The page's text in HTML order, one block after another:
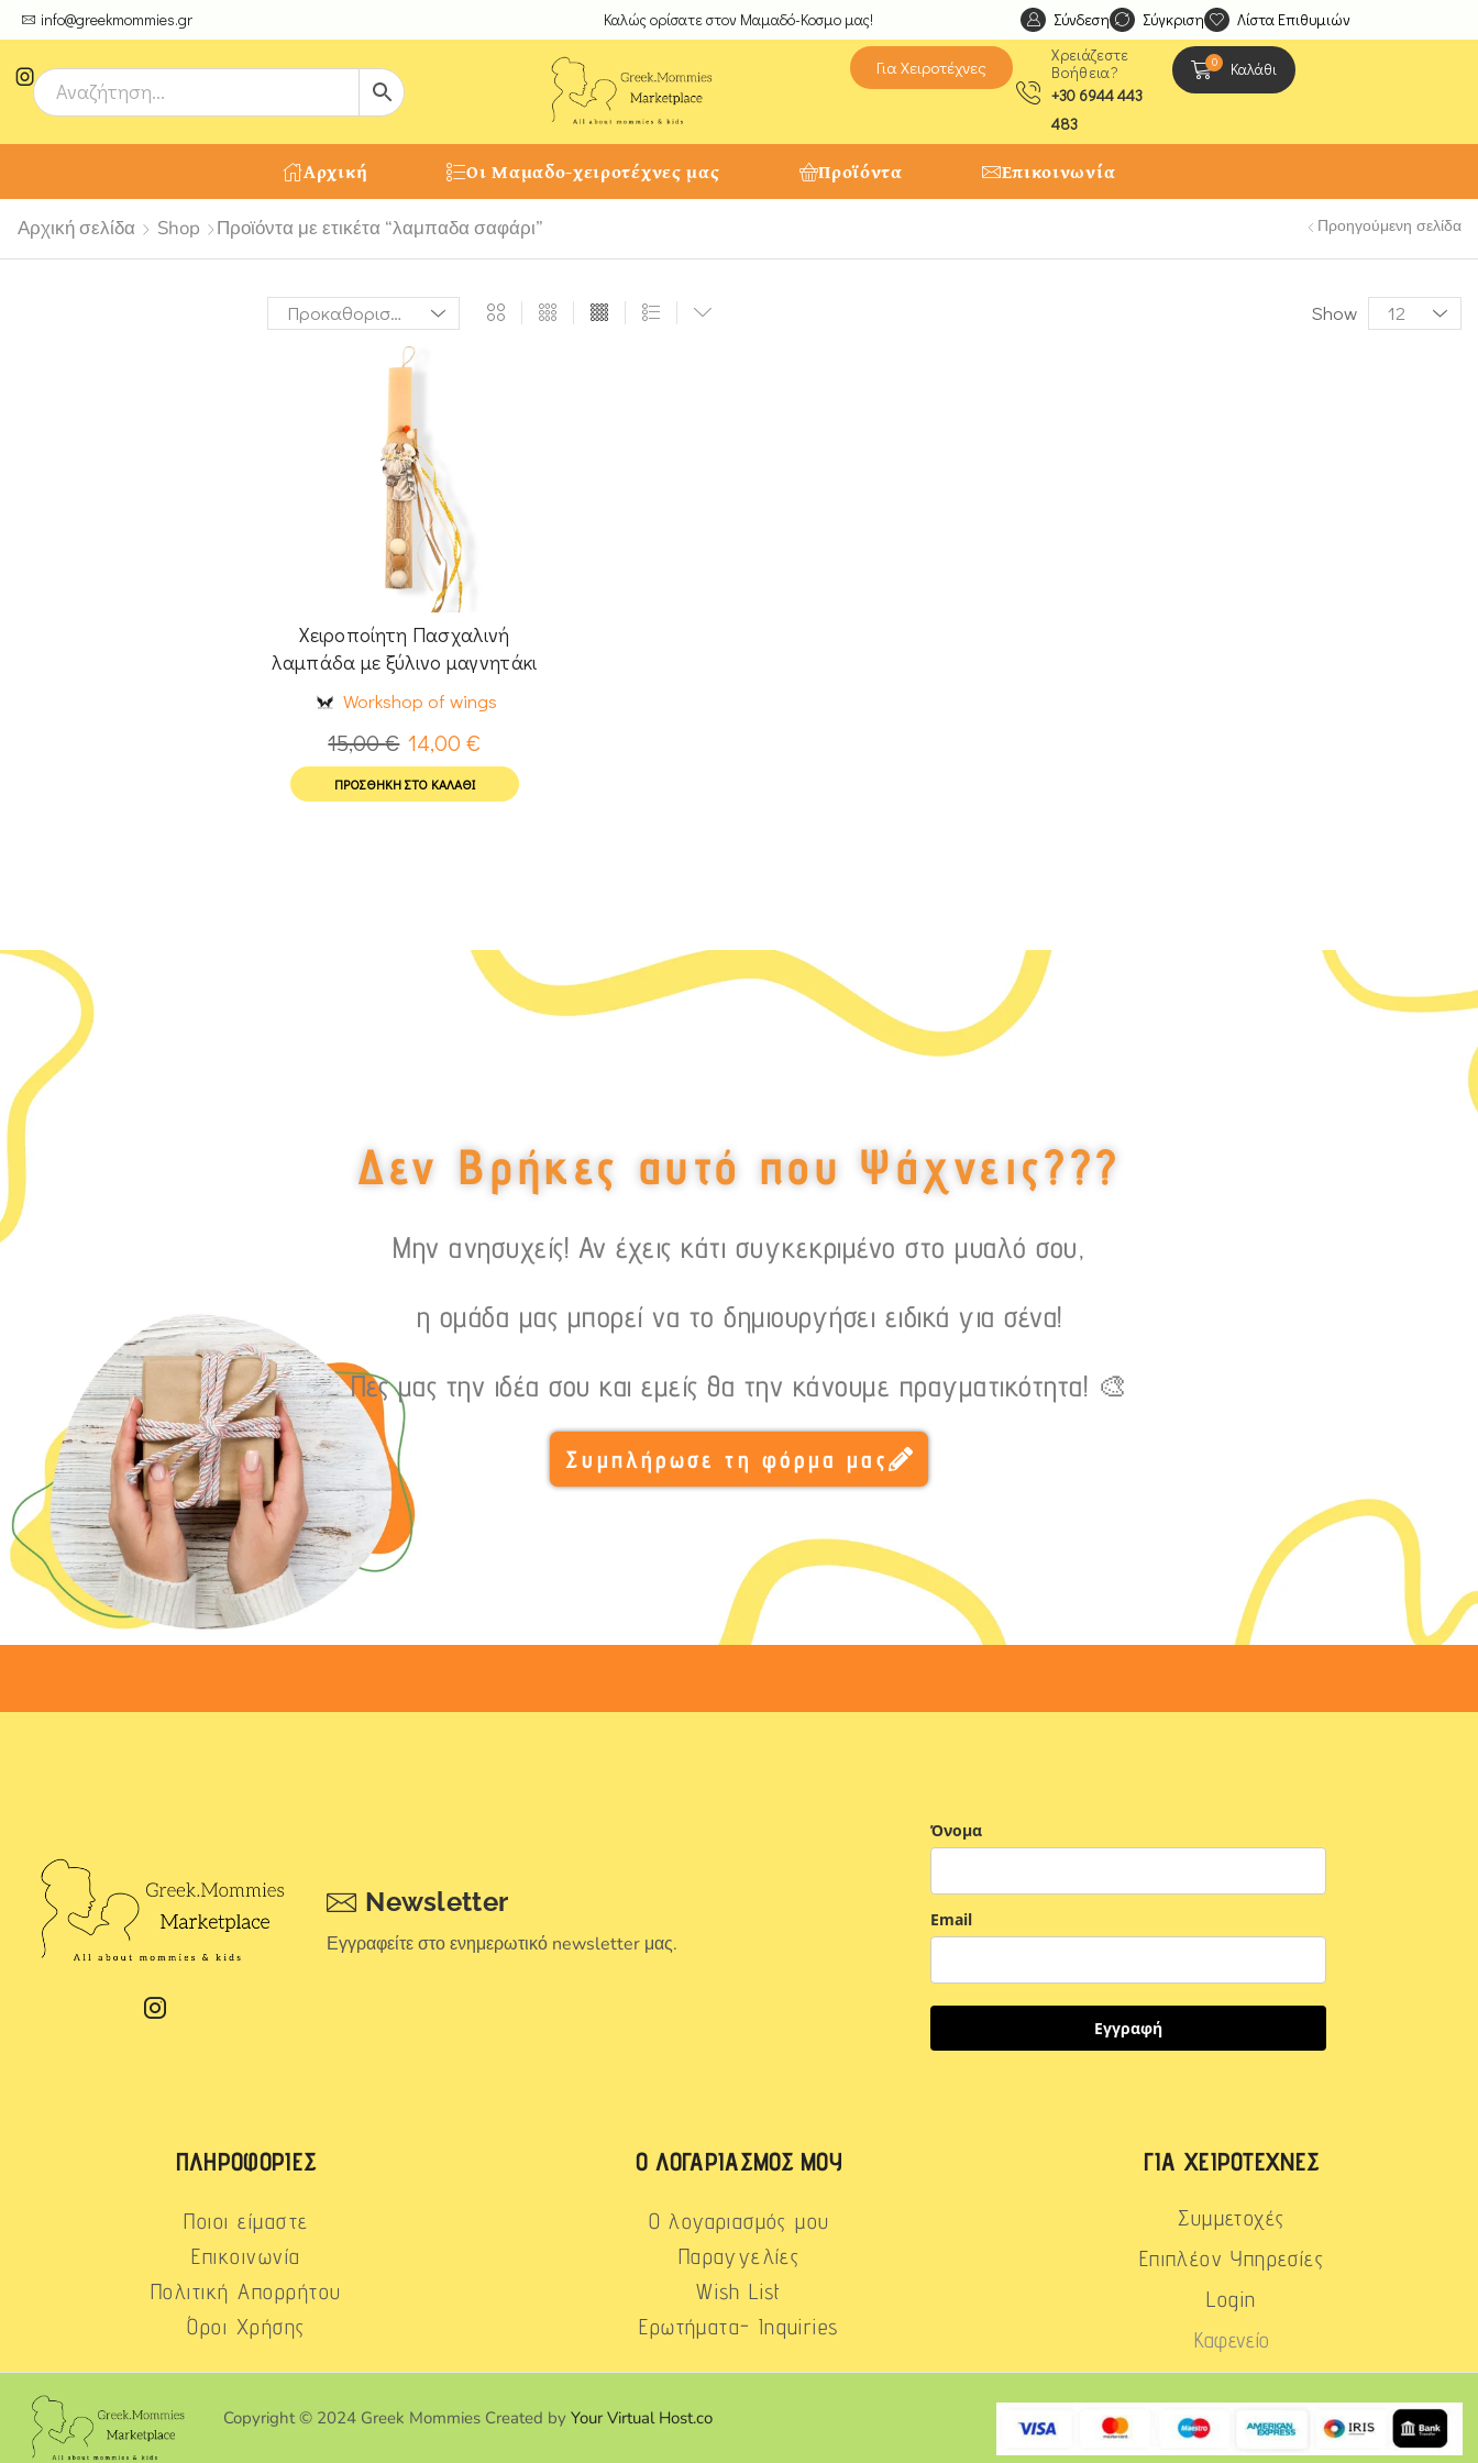
info@greekmommies.gr
μοναδικές δημιουργίες από τους Χειροτέχνες μας! Καλώς ορίσατε στον Μαμαδό-Κοσμο μας! Ανακαλύψτε μοναδικές δημιουργίες από τους
Σύνδεση Σύγκριση Λίστα Επιθυμιών
Για Χειροτέχνες
Χρειάζεστε
Βοήθεια?
+30 6944 443
483
0 Καλάθι
Αρχική Οι Μαμαδο-χειροτέχνες μας Προϊόντα Επικοινωνία
Αρχική σελίδα Shop Προϊόντα με ετικέτα “λαμπαδα σαφάρι” Προηγούμενη σελίδα
Show
Χειροποίητη Πασχαλινή
λαμπάδα με ξύλινο μαγνητάκι
Ζέβρα
Workshop of wings
15,00€ 14,00€
ΠΡΟΣΘΉΚΗ ΣΤΟ ΚΑΛΆΘΙ
Δεν Βρήκες αυτό που Ψάχνεις???
Μην ανησυχείς! Αν έχεις κάτι συγκεκριμένο στο μυαλό σου,
η ομάδα μας μπορεί να το δημιουργήσει ειδικά για σένα!
Πες μας την ιδέα σου και εμείς θα την κάνουμε πραγματικότητα! 🎨
Συμπλήρωσε τη φόρμα μας
Newsletter
Εγγραφείτε στο ενημερωτικό newsletter μας.
Όνομα
Email
Εγγραφή
ΠΛΗΡΟΦΟΡΊΕΣ
Ποιοι είμαστε
Επικοινωνία
Πολιτική Απορρήτου
Όροι Χρήσης
Ο ΛΟΓΑΡΙΑΣΜΌΣ ΜΟΥ
Ο λογαριασμός μου
Παραγγελίες
Wish List
Ερωτήματα- Inquiries
ΓΙΑ ΧΕΙΡΟΤΈΧΝΕΣ
Συμμετοχές
Επιπλέον Υπηρεσίες
Login
Καφενείο
Copyright © 2024 Greek Mommies Created byYour Virtual Host.co